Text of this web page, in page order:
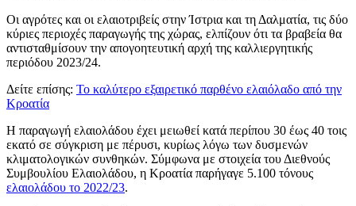
Οι αγρότες και οι ελαιοτριβείς στην Ίστρια και τη Δαλματία, τις δύο
κύριες περιοχές παραγωγής της χώρας, ελπίζουν ότι τα βραβεία θα
αντισταθμίσουν την απογοητευτική αρχή της καλλιεργητικής
περιόδου 2023/24.
Δείτε επίσης: Το καλύτερο εξαιρετικό παρθένο ελαιόλαδο από την
Κροατία
Η παραγωγή ελαιολάδου έχει μειωθεί κατά περίπου 30 έως 40 τοις
εκατό σε σύγκριση με πέρυσι, κυρίως λόγω των δυσμενών
κλιματολογικών συνθηκών. Σύμφωνα με στοιχεία του Διεθνούς
Συμβουλίου Ελαιολάδου, η Κροατία παρήγαγε 5.100 τόνους
ελαιολάδου το 2022/23.